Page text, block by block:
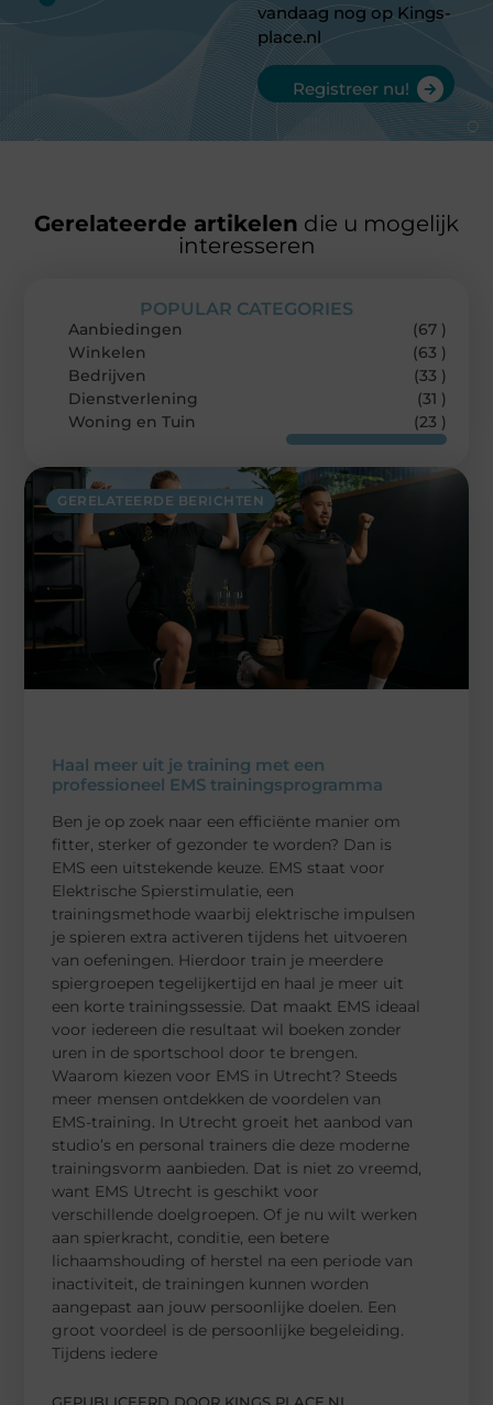
vandaag nog op Kings-
place.nl
Registreer nu!
Gerelateerde artikelen die u mogelijk
interesseren
GERELATEERDE BERICHTEN
Haal meer uit je training met een
professioneel EMS trainingsprogramma
Ben je op zoek naar een efficiënte manier om
fitter, sterker of gezonder te worden? Dan is
EMS een uitstekende keuze. EMS staat voor
Elektrische Spierstimulatie, een
trainingsmethode waarbij elektrische impulsen
je spieren extra activeren tijdens het uitvoeren
van oefeningen. Hierdoor train je meerdere
spiergroepen tegelijkertijd en haal je meer uit
een korte trainingssessie. Dat maakt EMS ideaal
voor iedereen die resultaat wil boeken zonder
uren in de sportschool door te brengen.
Waarom kiezen voor EMS in Utrecht? Steeds
meer mensen ontdekken de voordelen van
EMS-training. In Utrecht groeit het aanbod van
studio’s en personal trainers die deze moderne
trainingsvorm aanbieden. Dat is niet zo vreemd,
want EMS Utrecht is geschikt voor
verschillende doelgroepen. Of je nu wilt werken
aan spierkracht, conditie, een betere
lichaamshouding of herstel na een periode van
inactiviteit, de trainingen kunnen worden
aangepast aan jouw persoonlijke doelen. Een
groot voordeel is de persoonlijke begeleiding.
Tijdens iedere
POPULAR CATEGORIES
Aanbiedingen
(67 )
Winkelen
(63 )
Bedrijven
(33 )
Dienstverlening
(31 )
Woning en Tuin
(23 )